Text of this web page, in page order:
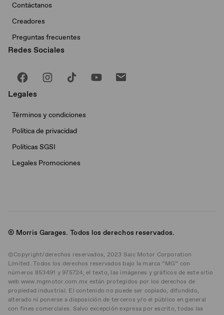
Contáctanos
Creadores
Preguntas frecuentes
Redes Sociales
Legales
Términos y condiciones
Política de privacidad
Políticas SGSI
Legales Promociones
© Morris Garages. Todos los derechos reservados.
©Copyright/derechos reservados, 2023 Saic Motor Corporation
Limited. Todos los derechos reservados bajo la marca “MG” con
números 853491 y 975724, el texto, las imágenes y gráficos de este sitio
web www.mgmotor.com.mx están protegidos por los derechos de
propiedad industrial. El contenido no puede ser copiado, difundido,
alterado ni ponerse a disposición de terceros y/o el público en general
con fines comerciales. Salvo excepción expresa por escrito, todas las